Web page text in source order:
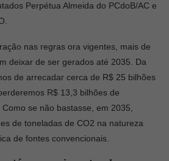
Perpétua Almeida do PCdoB/AC e
nas regras ora vigentes, mais de
deixar de ser gerados até 2035. Da
de arrecadar cerca de R$ 25 bilhões
R$ 13,3 bilhões de
se não bastasse, em 2035,
de toneladas de CO2 na natureza
de fontes convencionais.